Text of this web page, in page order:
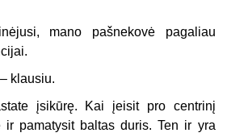
mano pašnekovė pagaliau
klausiu.
įsikūrę. Kai įeisit pro centrinį
pamatysit baltas duris. Ten ir yra